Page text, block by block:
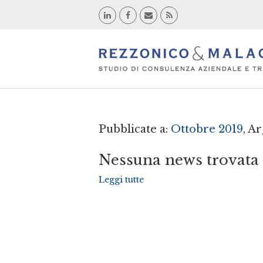
Pubblicate a: Ottobre 2019,
Nessuna news trovata
Leggi tutte